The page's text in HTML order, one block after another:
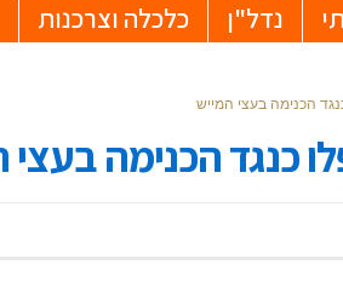
נדל"ן כלכלה וצרכנות